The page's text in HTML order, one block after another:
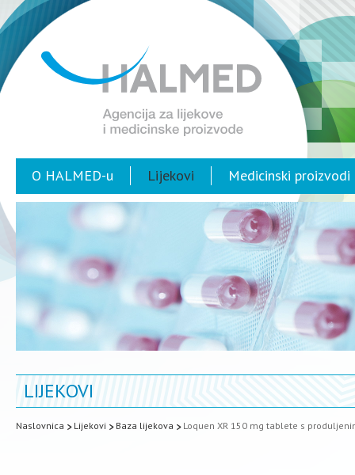
O HALMED-u Lijekovi Medicinski proizvodi
LIJEKOVI
Naslovnica Lijekovi Baza lijekova Loquen XR 150 mg tablete s